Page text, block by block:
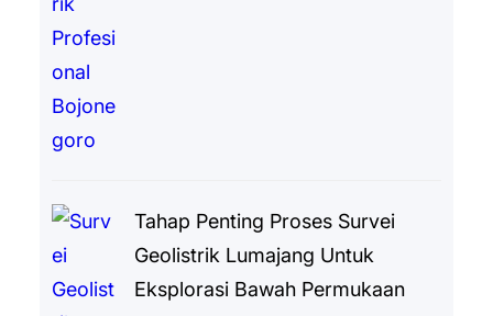
Tahap Penting Proses Survei
Geolistrik Lumajang Untuk
Eksplorasi Bawah Permukaan